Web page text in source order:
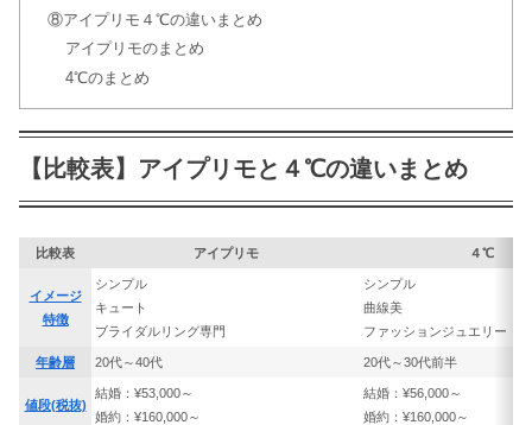
アイプリモの婚約指輪！プロポーズリ
ングの値段&納期まとめ
ケイウノとアイプリモを比較した違
い！おすすめはどっち？
ン&クレジットカード払いはOK？
⑧アイプリモ４℃の違いまとめ
アイプリモのまとめ
4℃のまとめ
【比較表】アイプリモと４℃の違いまとめ
比較表 アイプリモ ４℃
イメージ
特徴
シンプル
キュート
ブライダルリング専門
シンプル
曲線美
ファッションジュエリー
年齢層 20代～40代 20代～30代前半
値段(税抜)
結婚：¥53,000～
婚約：¥160,000～
結婚：¥56,000～
婚約：¥160,000～